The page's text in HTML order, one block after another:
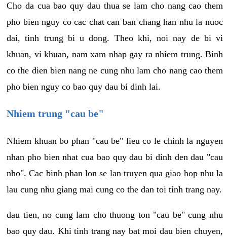
Cho da cua bao quy dau thua se lam cho nang cao them
pho bien nguy co cac chat can ban chang han nhu la nuoc
dai, tinh trung bi u dong. Theo khi, noi nay de bi vi
khuan, vi khuan, nam xam nhap gay ra nhiem trung. Binh
co the dien bien nang ne cung nhu lam cho nang cao them
pho bien nguy co bao quy dau bi dinh lai.
Nhiem trung "cau be"
Nhiem khuan bo phan "cau be" lieu co le chinh la nguyen
nhan pho bien nhat cua bao quy dau bi dinh den dau "cau
nho". Cac binh phan lon se lan truyen qua giao hop nhu la
lau cung nhu giang mai cung co the dan toi tinh trang nay.
dau tien, no cung lam cho thuong ton "cau be" cung nhu
bao quy dau. Khi tinh trang nay bat moi dau bien chuyen,